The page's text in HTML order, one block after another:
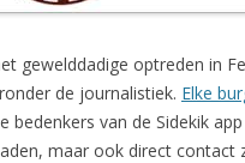
gewelddadige optreden in
de journalistiek. Elke
bedenkers van de Sidekik
maar ook direct contact